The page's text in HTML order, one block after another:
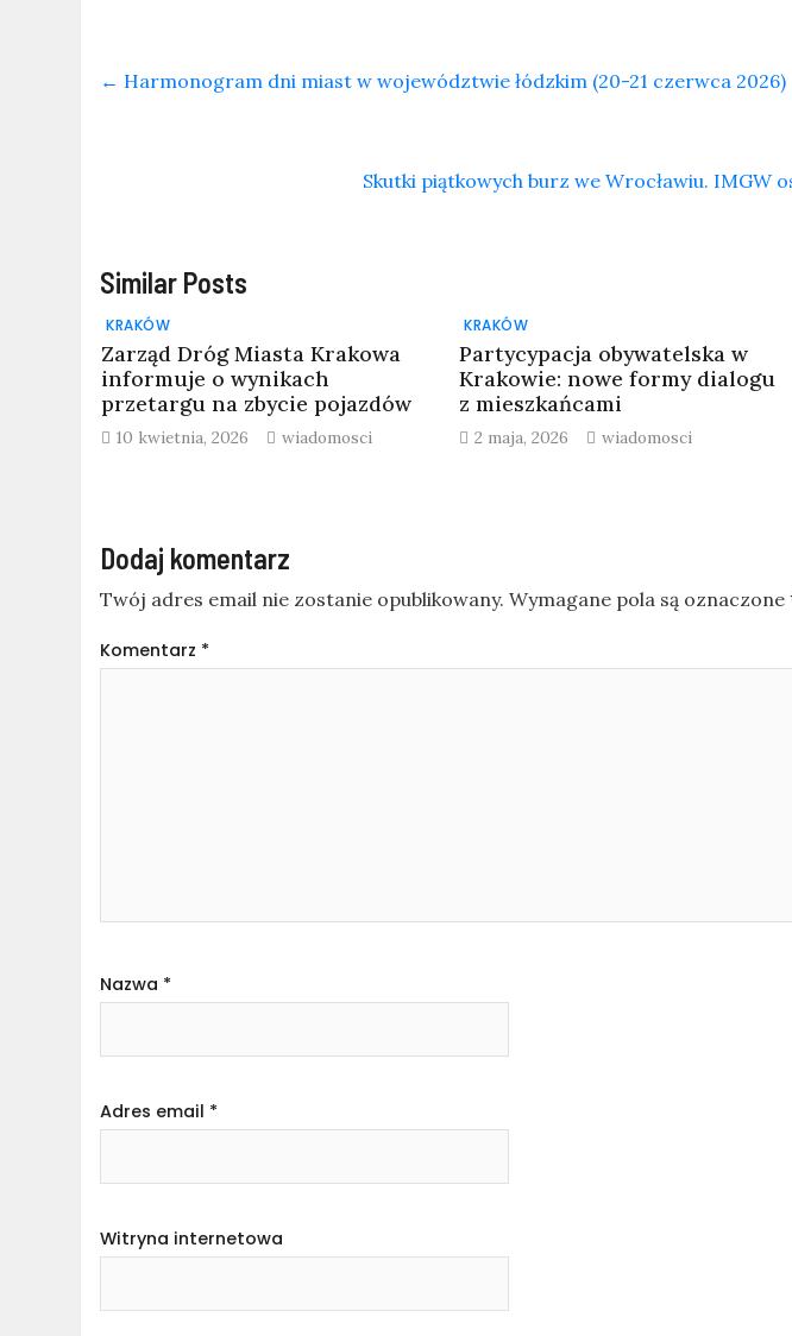
← Harmonogram dni miast w województwie łódzkim (20-21 czerwca 2026)
Skutki piątkowych burz we Wrocławiu. IMGW
Similar Posts
KRAKÓW
Zarząd Dróg Miasta Krakowa
informuje o wynikach
przetargu na zbycie pojazdów
10 kwietnia, 2026 wiadomosci
KRAKÓW
Partycypacja obywatelska w
Krakowie: nowe formy dialogu
z mieszkańcami
2 maja, 2026 wiadomosci
Dodaj komentarz
Twój adres email nie zostanie opublikowany. Wymagane pola są oznaczone
Komentarz *
Nazwa *
Adres email *
Witryna internetowa